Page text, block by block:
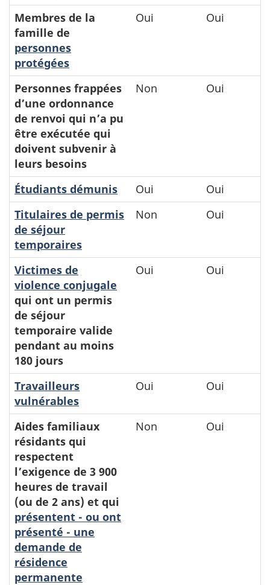
Membres de la
famille de
personnes
protégées
Oui Oui
Personnes frappées
d’une ordonnance
de renvoi qui n’a pu
être exécutée qui
doivent subvenir à
leurs besoins
Non Oui
Étudiants démunis Oui
Oui
Titulaires de permis
de séjour
temporaires
Non Oui
Victimes de
violence conjugale
qui ont un permis
de séjour
temporaire valide
pendant au moins
180 jours
Oui Oui
Travailleurs
vulnérables
Oui Oui
Aides familiaux
résidants qui
respectent
l’exigence de 3 900
heures de travail
(ou de 2 ans) et qui
présentent - ou ont
présenté - une
demande de
résidence
permanente
Non Oui